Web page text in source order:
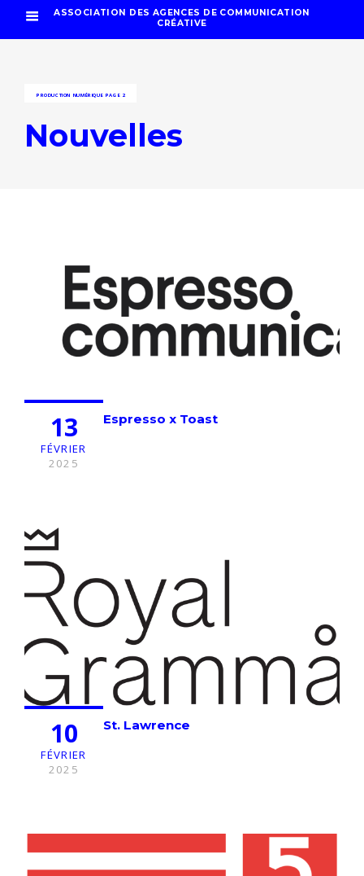
ASSOCIATION DES AGENCES DE COMMUNICATION
CRÉATIVE
PRODUCTION NUMÉRIQUE PAGE 2
Nouvelles
13
FÉVRIER
2025
Espresso x Toast
10
FÉVRIER
2025
St. Lawrence